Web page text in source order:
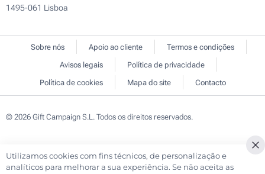
1495-061 Lisboa
Sobre nós Apoio ao cliente
Termos e condições
Avisos legais
Política de privacidade
Política de cookies
Mapa do site Contacto
© 2026 Gift Campaign S.L. Todos os direitos reservados.
Utilizamos cookies com fins técnicos, de personalização e
analíticos para melhorar a sua experiência. Se não aceita as